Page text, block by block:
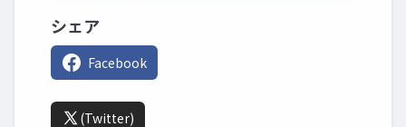
シェア
Facebook
(Twitter)